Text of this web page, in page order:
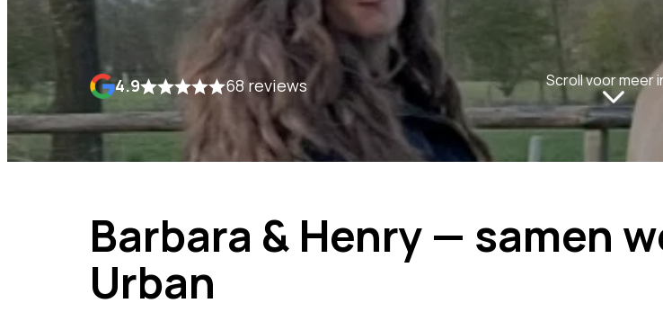
4.9 68 reviews Scroll voor meer
Barbara & Henry — samen
Urban